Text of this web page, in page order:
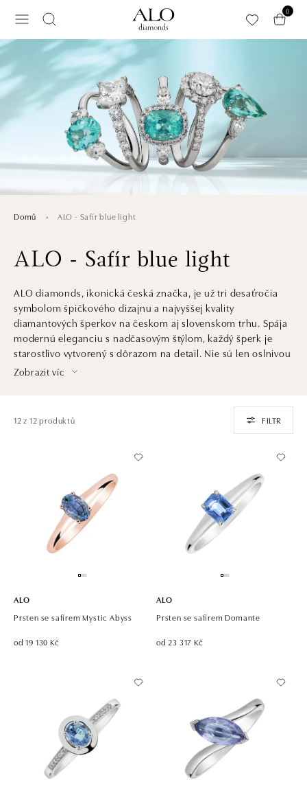
0
Domů ALO - Safír blue light
ALO - Safír blue light
ALO diamonds, ikonická česká značka, je už tri desaťročia
symbolom špičkového dizajnu a najvyššej kvality
diamantových šperkov na českom aj slovenskom trhu. Spája
modernú eleganciu s nadčasovým štýlom, každý šperk je
starostlivo vytvorený s dôrazom na detail. Nie sú len oslnivou
ozdobou. Sú aj investíciou do krásy, ktorá pretrvá generácie
Zobrazit víc
12 z 12 produktů FILTR
ALO
Prsten se safírem Mystic Abyss
od 19 130 Kč
ALO
Prsten se safírem Domante
od 23 317 Kč